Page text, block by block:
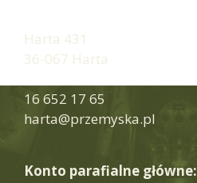
Harta 431
36-067 Harta
16 652 17 65
harta@przemyska.pl
Konto parafialne główne: